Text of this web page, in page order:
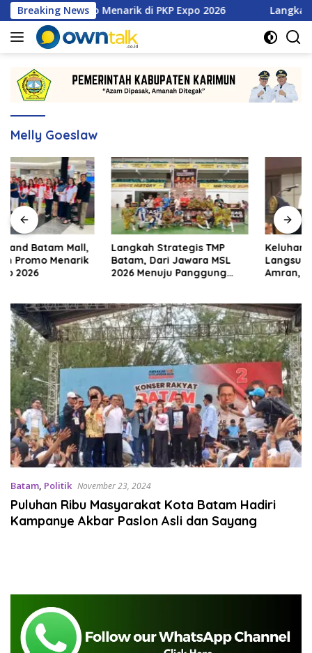
Langsung
ke
konten
Breaking News
Promo Menarik di PKP Expo 2026 Langkah Strategis
Melly Goeslaw
Langkah Strategis TMP
Batam, Dari Jawara MSL
2026 Menuju Panggung
Keluhan Mahasiswa Alor
Langsung Dijawab Mentan
Amran, Bulog Diminta Kirim
Batam, Politik November 23, 2024
Puluhan Ribu Masyarakat Kota Batam Hadiri
Kampanye Akbar Paslon Asli dan Sayang